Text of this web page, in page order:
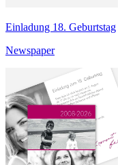
Einladung 18. Geburtstag
Newspaper